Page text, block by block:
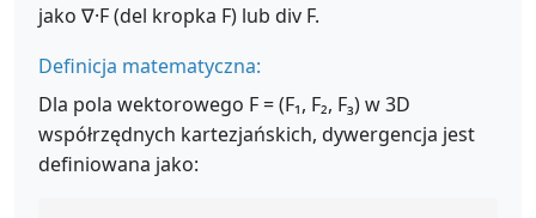
jako ∇·F (del kropka F) lub div F.
Definicja matematyczna:
Dla pola wektorowego F = (F₁, F₂, F₃) w 3D
współrzędnych kartezjańskich, dywergencja jest
definiowana jako: